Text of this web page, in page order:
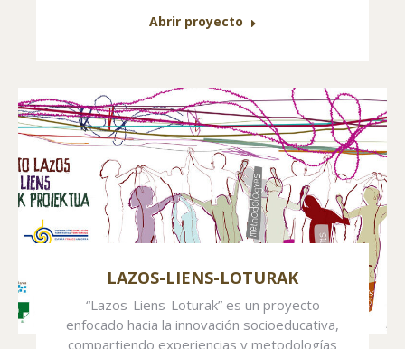
Abrir proyecto
LAZOS-LIENS-LOTURAK
“Lazos-Liens-Loturak” es un proyecto
enfocado hacia la innovación socioeducativa,
compartiendo experiencias y metodologías